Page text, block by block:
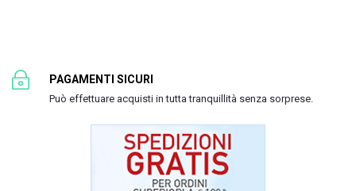
PAGAMENTI SICURI
Può effettuare acquisti in tutta tranquillità senza sorprese.